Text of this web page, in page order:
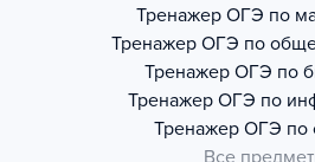
Тренажер ОГЭ по
Тренажер ОГЭ по
Тренажер ОГЭ по
Тренажер ОГЭ по
Тренажер ОГЭ по
Все